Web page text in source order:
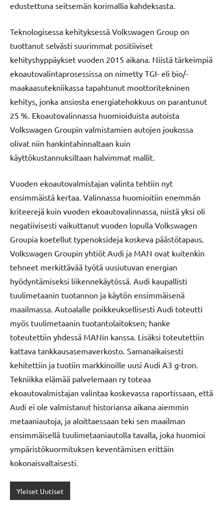
edustettuna seitsemän korimallia kahdeksasta.
Teknologisessa kehityksessä Volkswagen Group on
tuottanut selvästi suurimmat positiiviset
kehityshyppäykset vuoden 2015 aikana. Niistä tärkeimpiä
ekoautovalintaprosessissa on nimetty TGI- eli bio/-
maakaasutekniikassa tapahtunut moottoritekninen
kehitys, jonka ansiosta energiatehokkuus on parantunut
25 %. Ekoautovalinnassa huomioiduista autoista
Volkswagen Groupin valmistamien autojen joukossa
olivat niin hankintahinnaltaan kuin
käyttökustannuksiltaan halvimmat mallit.
Vuoden ekoautovalmistajan valinta tehtiin nyt
ensimmäistä kertaa. Valinnassa huomioitiin enemmän
kriteerejä kuin vuoden ekoautovalinnassa, niistä yksi oli
negatiivisesti vaikuttanut vuoden lopulla Volkswagen
Groupia koetellut typenoksideja koskeva päästötapaus.
Volkswagen Groupin yhtiöt Audi ja MAN ovat kuitenkin
tehneet merkittävää työtä uusiutuvan energian
hyödyntämiseksi liikennekäytössä. Audi kaupallisti
tuulimetaanin tuotannon ja käytön ensimmäisenä
maailmassa. Autoalalle poikkeuksellisesti Audi toteutti
myös tuulimetaanin tuotantolaitoksen; hanke
toteutettiin yhdessä MANin kanssa. Lisäksi toteutettiin
kattava tankkausasemaverkosto. Samanaikaisesti
kehitettiin ja tuotiin markkinoille uusi Audi A3 g-tron.
Tekniikka elämää palvelemaan ry toteaa
ekoautovalmistajan valintaa koskevassa raportissaan, että
Audi ei ole valmistanut historiansa aikana aiemmin
metaaniautoja, ja aloittaessaan teki sen maailman
ensimmäisellä tuulimetaaniautolla tavalla, joka huomioi
ympäristökuormituksen keventämisen erittäin
kokonaisvaltaisesti.
Yleiset Uutiset